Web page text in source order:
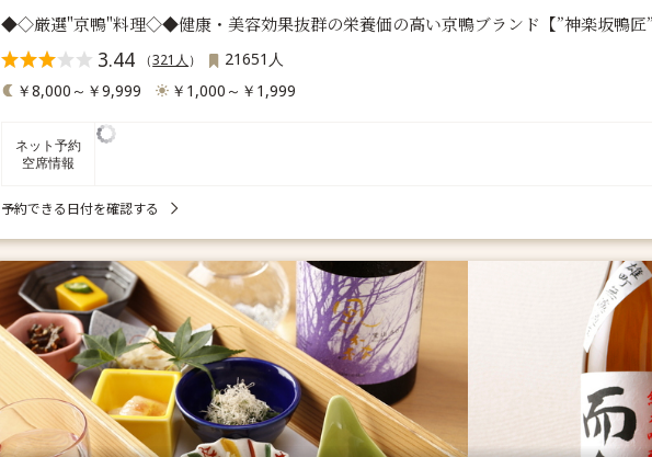
◆◇厳選"京鴨"料理◇◆健康・美容効果抜群の栄養価の高い京鴨ブランド【”神楽坂鴨匠”
3.44 （321人 ）
21651人
￥8,000～￥9,999
￥1,000～￥1,999
ネット予約
空席情報
予約できる日付を確認する